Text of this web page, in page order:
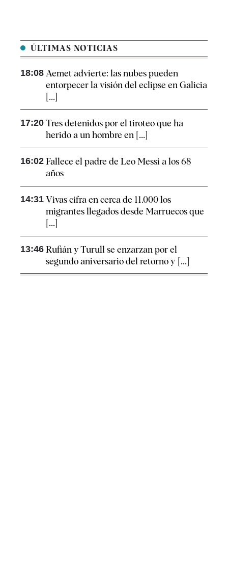
ÚLTIMAS NOTICIAS
18:08 Aemet advierte: las nubes pueden
entorpecer la visión del eclipse en Galicia
[...]
17:20 Tres detenidos por el tiroteo que ha
herido a un hombre en [...]
16:02 Fallece el padre de Leo Messi a los 68
años
14:31 Vivas cifra en cerca de 11.000 los
migrantes llegados desde Marruecos que
[...]
13:46 Rufián y Turull se enzarzan por el
segundo aniversario del retorno y [...]